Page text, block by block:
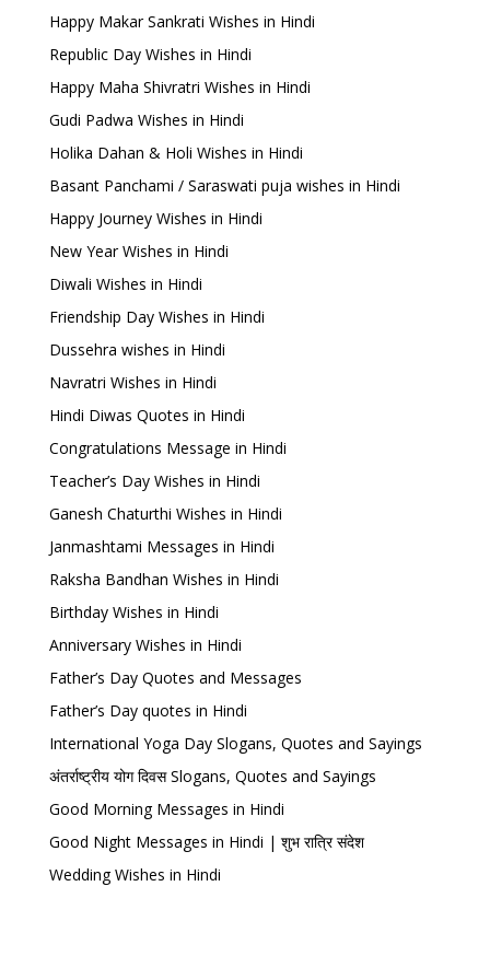
Happy Makar Sankrati Wishes in Hindi
Republic Day Wishes in Hindi
Happy Maha Shivratri Wishes in Hindi
Gudi Padwa Wishes in Hindi
Holika Dahan & Holi Wishes in Hindi
Basant Panchami / Saraswati puja wishes in Hindi
Happy Journey Wishes in Hindi
New Year Wishes in Hindi
Diwali Wishes in Hindi
Friendship Day Wishes in Hindi
Dussehra wishes in Hindi
Navratri Wishes in Hindi
Hindi Diwas Quotes in Hindi
Congratulations Message in Hindi
Teacher’s Day Wishes in Hindi
Ganesh Chaturthi Wishes in Hindi
Janmashtami Messages in Hindi
Raksha Bandhan Wishes in Hindi
Birthday Wishes in Hindi
Anniversary Wishes in Hindi
Father’s Day Quotes and Messages
Father’s Day quotes in Hindi
International Yoga Day Slogans, Quotes and Sayings
अंतर्राष्ट्रीय योग दिवस Slogans, Quotes and Sayings
Good Morning Messages in Hindi
Good Night Messages in Hindi | शुभ रात्रि संदेश
Wedding Wishes in Hindi